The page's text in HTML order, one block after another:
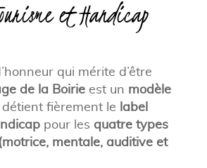
et Handicap
qui mérite d’être
de la Boirieest un modèle
détient fièrement le label
pour les quatre types
mentale, auditive et